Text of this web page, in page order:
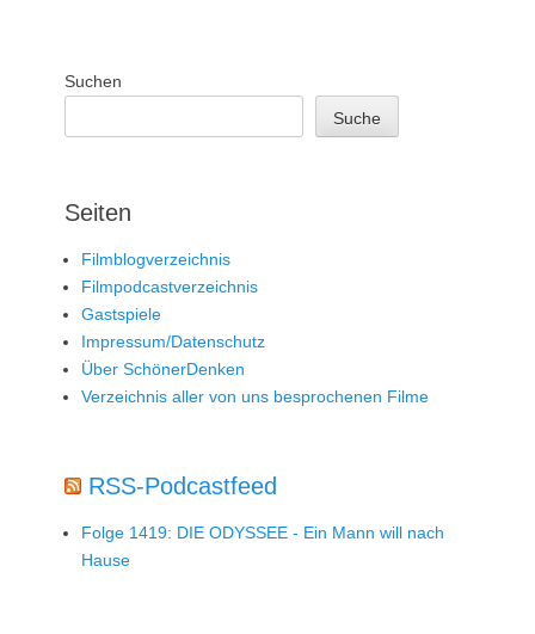
Suchen
Suche
Seiten
Filmblogverzeichnis
Filmpodcastverzeichnis
Gastspiele
Impressum/Datenschutz
Über SchönerDenken
Verzeichnis aller von uns besprochenen Filme
RSS-Podcastfeed
Folge 1419: DIE ODYSSEE - Ein Mann will nach
Hause